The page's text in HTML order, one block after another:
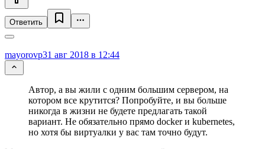
Ответить
mayorovp31 авг 2018 в 12:44
Автор, а вы жили с одним большим сервером, на
котором все крутится? Попробуйте, и вы больше
никогда в жизни не будете предлагать такой
вариант. Не обязательно прямо docker и kubernetes,
но хотя бы виртуалки у вас там точно будут.